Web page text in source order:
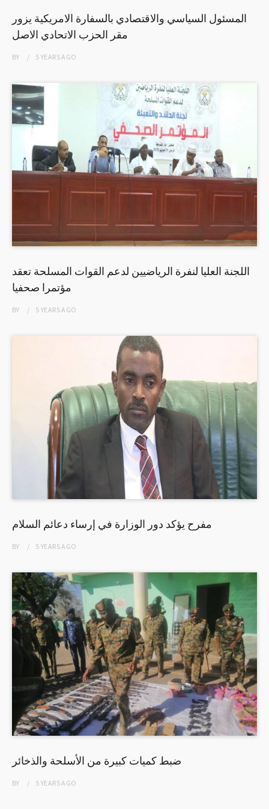
المسئول السياسي والاقتصادي بالسفارة الامريكية يزور
مقر الحزب الاتحادي الاصل
BY 5 YEARSAGO
اللجنة العليا لنفرة الرياضيين لدعم القوات المسلحة تعقد
مؤتمرا صحفيا
BY 5 YEARSAGO
مفرح يؤكد دور الوزارة في إرساء دعائم السلام
BY 5 YEARSAGO
ضبط كميات كبيرة من الأسلحة والذخائر
BY 5 YEARSAGO